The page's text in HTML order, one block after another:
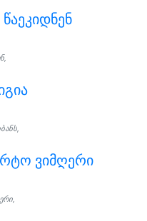
ვიმღერი